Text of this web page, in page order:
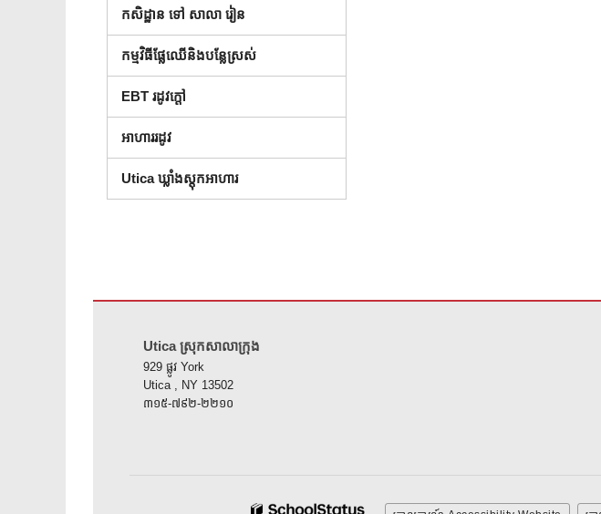
កសិដ្ឋាន ទៅ សាលា រៀន
កម្មវិធីផ្លែឈើនិងបន្លែស្រស់
EBT រដូវក្តៅ
អាហាររដូវ
Utica ឃ្លាំង​ស្តុក​អាហារ
Utica ស្រុកសាលាក្រុង
929 ផ្លូវ York
Utica , NY 13502
៣១៥-៧៩២-២២១០